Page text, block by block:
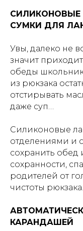
СИЛИКОНОВЫЕ
СУМКИ ДЛЯ
Увы, далеко не
значит
обеды
из рюкзака
отстирывать
даже суп…
Силиконовые
отделениями и
сохранить обед
сохранности,
родителей от
чистоты рюкзака.
КАРАНДАШЕЙ